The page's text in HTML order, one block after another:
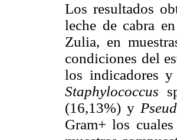
Los resultados
leche de cabra
Zulia, en
condiciones del
los indicadores y
Staphylococcus
(16,13%) y
Gram+ los